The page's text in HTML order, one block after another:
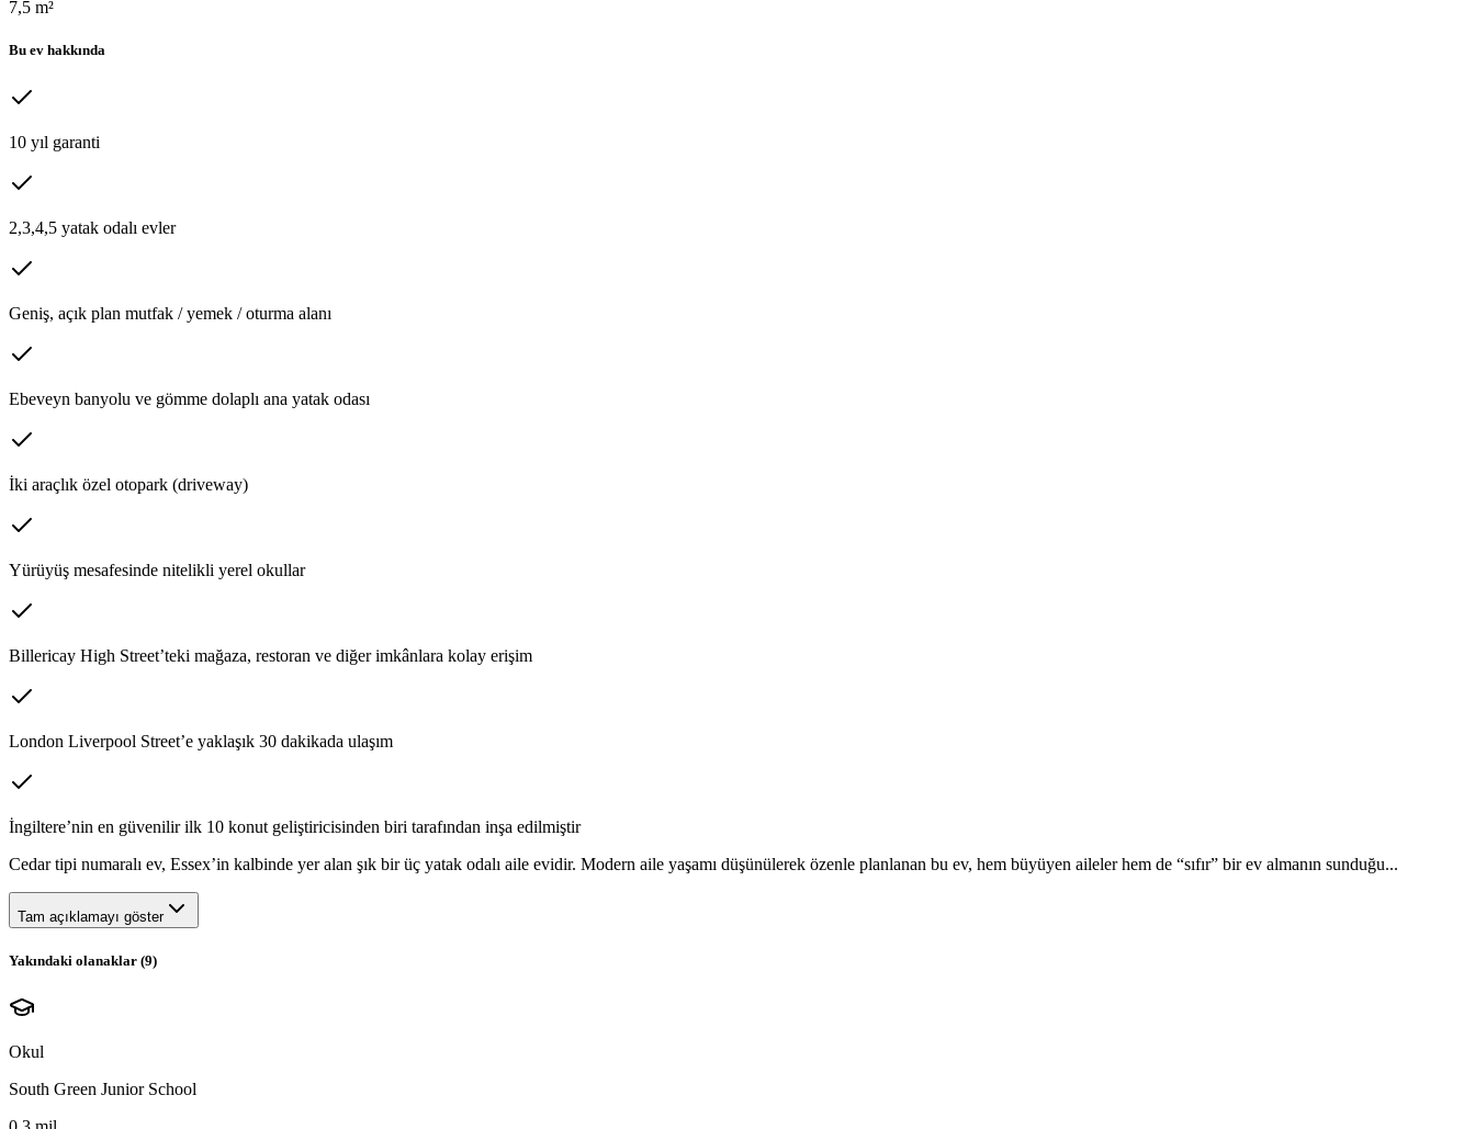
7,5 m²
Bu ev hakkında
10 yıl garanti
2,3,4,5 yatak odalı evler
Geniş, açık plan mutfak / yemek / oturma alanı
Ebeveyn banyolu ve gömme dolaplı ana yatak odası
İki araçlık özel otopark (driveway)
Yürüyüş mesafesinde nitelikli yerel okullar
Billericay High Street’teki mağaza, restoran ve diğer imkânlara kolay erişim
London Liverpool Street’e yaklaşık 30 dakikada ulaşım
İngiltere’nin en güvenilir ilk 10 konut geliştiricisinden biri tarafından inşa edilmiştir
Cedar tipi numaralı ev, Essex’in kalbinde yer alan şık bir üç yatak odalı aile evidir. Modern aile yaşamı düşünülerek özenle planlanan bu ev, hem büyüyen aileler hem de “sıfır” bir ev almanın sunduğu...
Tam açıklamayı göster
Yakındaki olanaklar (9)
Okul
South Green Junior School